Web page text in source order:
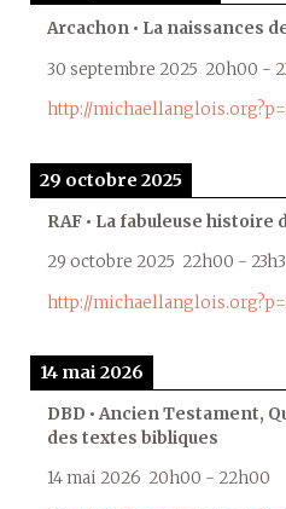
Arcachon • La naissances
30 septembre 2025 20h00 -
http://
29 octobre 2025
RAF • La fabuleuse histoire
29 octobre 2025 22h00 -
http://
14 mai 2026
DBD • Ancien Testament,
des textes bibliques
14 mai 2026 20h00 - 22h00